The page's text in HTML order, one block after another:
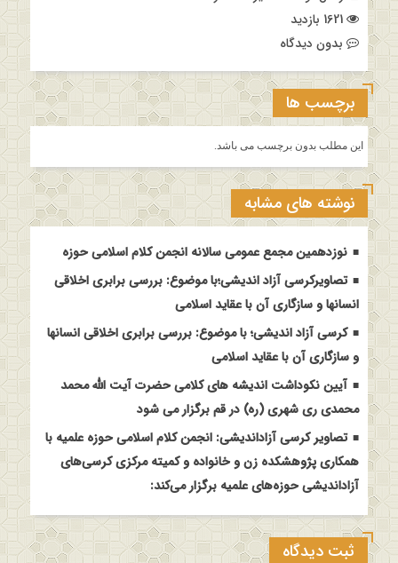
بدون دیدگاه
برچسب ها
این مطلب بدون برچسب می باشد.
نوشته های مشابه
نوزدهمین مجمع عمومی سالانه انجمن کلام اسلامی حوزه
تصاویرکرسی آزاد اندیشی؛با موضوع: بررسی برابری اخلاقی
انسانها و سازگاری آن با عقاید اسلامی
کرسی آزاد اندیشی؛ با موضوع: بررسی برابری اخلاقی انسانها
و سازگاری آن با عقاید اسلامی
آیین نکوداشت اندیشه های کلامی حضرت آیت الله محمد
محمدی ری شهری (ره) در قم برگزار می شود
تصاویر کرسی آزاداندیشی: انجمن کلام اسلامی حوزه علمیه با
همکاری پژوهشکده زن و خانواده و کمیته مرکزی کرسی‌های
آزاداندیشی حوزه‌های علمیه برگزار می‌کند:
ثبت دیدگاه